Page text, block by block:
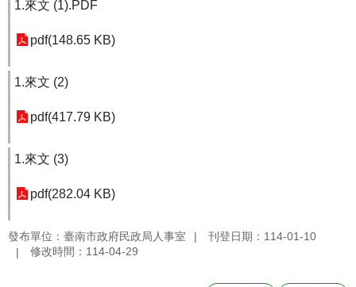
1.來文 (1).PDF
pdf(148.65 KB)
1.來文 (2)
pdf(417.79 KB)
1.來文 (3)
pdf(282.04 KB)
發布單位：臺南市政府民政局人事室
刊登日期：114-01-10
修改時間：114-04-29